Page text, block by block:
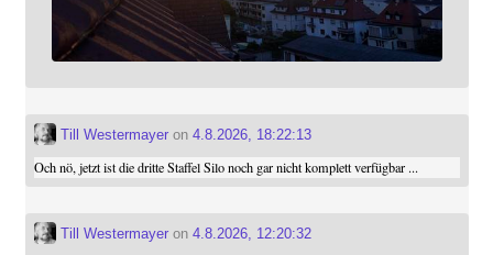
Till Westermayeron 4.8.2026, 18:22:13
Och nö, jetzt ist die dritte Staffel Silo noch gar nicht komplett verfügbar ...
Till Westermayeron 4.8.2026, 12:20:32